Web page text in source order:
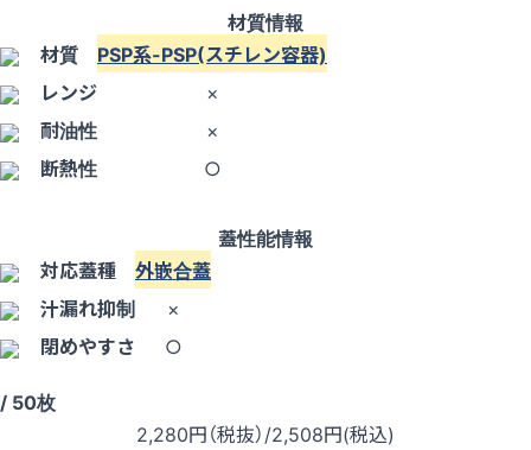
材質情報
材質 PSP系-PSP(スチレン容器)
レンジ
×
耐油性
×
断熱性
○
蓋性能情報
対応蓋種 外嵌合蓋
汁漏れ抑制
×
閉めやすさ
○
50枚
2,280円（税抜）/2,508円(税込)